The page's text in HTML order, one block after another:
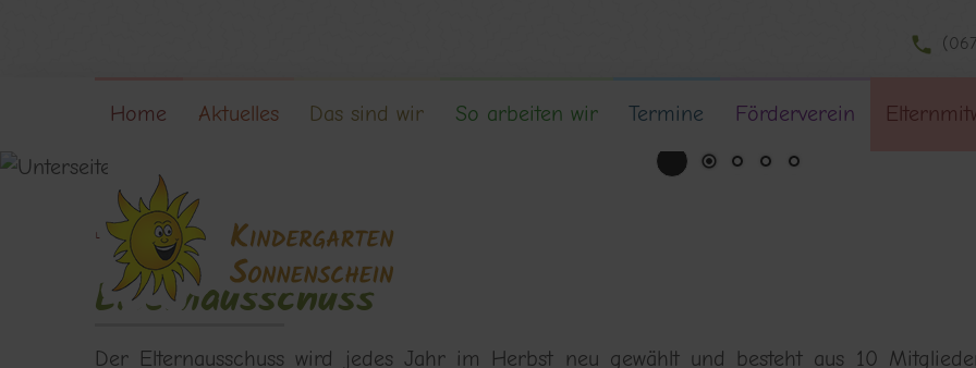
Home Aktuelles Das sind wir So arbeiten wir Termine Förderverein
Start Elternmitwirkung Elternausschuss
Elternausschuss
Der Elternausschuss wird jedes Jahr im Herbst neu gewählt und besteht aus 10